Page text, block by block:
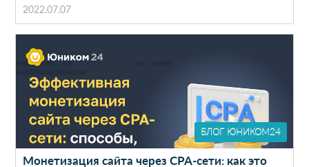
2022.07.07
БЛОГ ЮНИКОМ24
Монетизация сайта через CPA-сети: как это